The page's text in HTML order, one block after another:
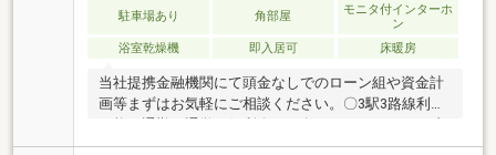
駐車場あり 角部屋
モニタ付インターホ
ン
浴室乾燥機
即入居可 床暖房
当社提携金融機関にて頭金なしでのローン組や資金計
画等まずはお気軽にご相談ください。〇3駅3路線利用
容・システムキッチン交換・ユニットバス交換・洗面